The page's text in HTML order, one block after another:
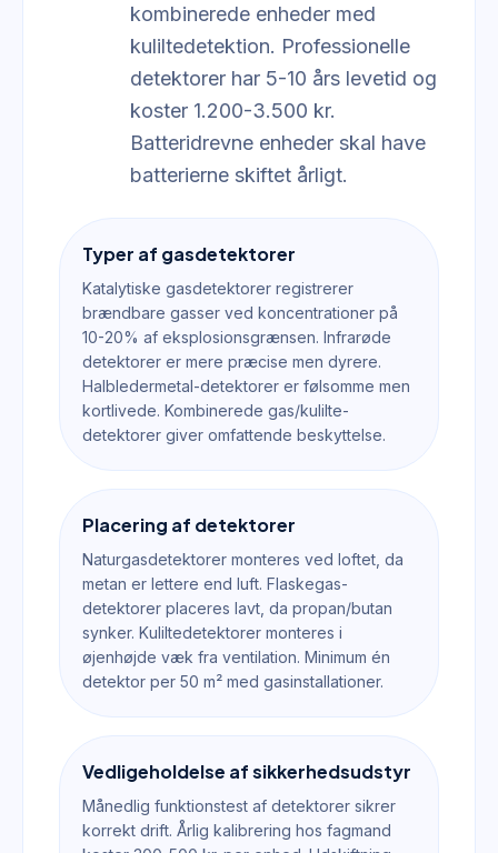
kombinerede enheder med
kuliltedetektion. Professionelle
detektorer har 5-10 års levetid og
koster 1.200-3.500 kr.
Batteridrevne enheder skal have
batterierne skiftet årligt.
Typer af gasdetektorer
Katalytiske gasdetektorer registrerer
brændbare gasser ved koncentrationer på
10-20% af eksplosionsgrænsen. Infrarøde
detektorer er mere præcise men dyrere.
Halbledermetal-detektorer er følsomme men
kortlivede. Kombinerede gas/kulilte-
detektorer giver omfattende beskyttelse.
Placering af detektorer
Naturgasdetektorer monteres ved loftet, da
metan er lettere end luft. Flaskegas-
detektorer placeres lavt, da propan/butan
synker. Kuliltedetektorer monteres i
øjenhøjde væk fra ventilation. Minimum én
detektor per 50 m² med gasinstallationer.
Vedligeholdelse af sikkerhedsudstyr
Månedlig funktionstest af detektorer sikrer
korrekt drift. Årlig kalibrering hos fagmand